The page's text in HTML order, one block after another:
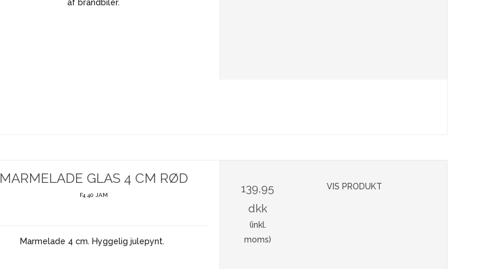
af brandbiler.
MARMELADE GLAS 4 CM RØD
F4 40 JAM
Marmelade 4 cm. Hyggelig julepynt.
139,95
dkk
(inkl.
moms)
VIS PRODUKT